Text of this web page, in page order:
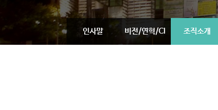
인사말 비전/연혁/CI 조직소개